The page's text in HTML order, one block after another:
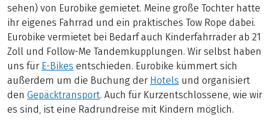
sehen) von Eurobike gemietet. Meine große Tochter hatte
ihr eigenes Fahrrad und ein praktisches Tow Rope dabei.
Eurobike vermietet bei Bedarf auch Kinderfahrräder ab 21
Zoll und Follow-Me Tandemkupplungen. Wir selbst haben
uns für E-Bikes entschieden. Eurobike kümmert sich
außerdem um die Buchung der Hotels und organisiert
den Gepäcktransport. Auch für Kurzentschlossene, wie wir
es sind, ist eine Radrundreise mit Kindern möglich.